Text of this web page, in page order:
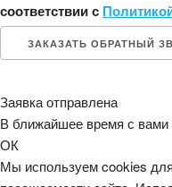
соответствии с
ЗАКАЗАТЬ ОБРАТНЫЙ
Заявка отправлена
В ближайшее время с
ОК
Мы используем cookies